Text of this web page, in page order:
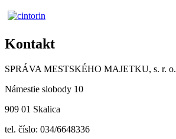
Kontakt
SPRÁVA MESTSKÉHO MAJETKU, s. r. o.
Námestie slobody 10
909 01 Skalica
tel. číslo: 034/6648336